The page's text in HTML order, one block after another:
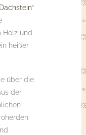
Dachstein“
Holz und
heißer
über die
der